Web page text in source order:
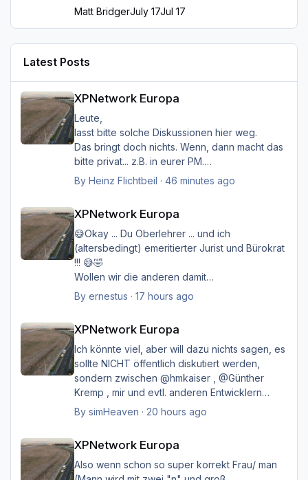
Matt BridgerJuly 17Jul 17
Latest Posts
XPNetwork Europa
Leute,
lasst bitte solche Diskussionen hier weg.
Das bringt doch nichts. Wenn, dann macht das
bitte privat... z.B. in eurer PM.
Hier soll es nur um das Thema gehen, daß der
Ersteller (hmkaiser) im Post 1 kreiert hat.
wollen sicher lieber im Thema "Das neue
XPNetwork" bleiben... und fundiert informiert
werden...
Ich möcht nur ungern diesen Thread
schließen...
Viele Grüße
Heinz
By Heinz Flichtbeil · 46 minutes ago
XPNetwork Europa
😅Okay ... Du Oberlehrer ... und ich
(altersbedingt) emeritierter Jurist und Bürokrat
!!! 😅🤣
Wollen wir die anderen damit
belasten/belästigen?
Ernst
By ernestus · 17 hours ago
XPNetwork Europa
Ich könnte viel, aber will dazu nichts sagen, es
sollte NICHT öffentlich diskutiert werden,
sondern zwischen @hmkaiser , @Günther
Kremp , mir und evtl. anderen Entwicklern
intern geklärt werden, und ich hoffe immer
noch auf eine einvernehmliche Lösung im
By simHeaven · 20 hours ago
XPNetwork Europa
Also wenn schon so super korrekt Frau/ man